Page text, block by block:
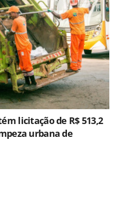
licitação de R$ 513,2
urbana de